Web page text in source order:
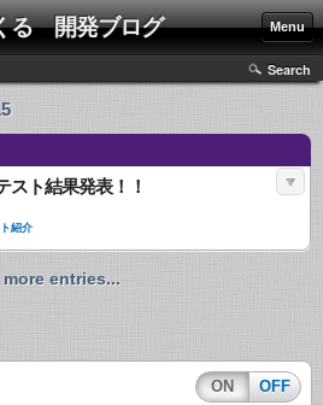
る 開発ブログ Menu
Search
スト結果発表！！
紹介
entries...
ON OFF